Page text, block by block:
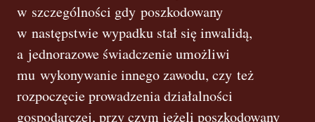
w szczególności gdy poszkodowany
w następstwie wypadku stał się inwalidą,
a jednorazowe świadczenie umożliwi
mu wykonywanie innego zawodu, czy też
rozpoczęcie prowadzenia działalności
gospodarczej, przy czym jeżeli poszkodowany